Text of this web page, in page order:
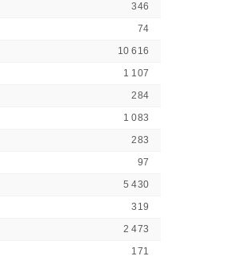
346
74
10 616
1 107
284
1 083
283
97
5 430
319
2 473
171